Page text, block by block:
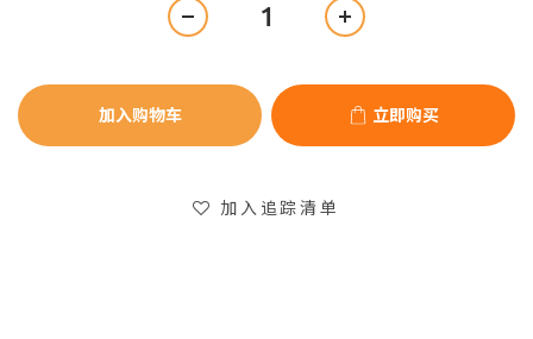
加入购物车 立即购买
加入追踪清单